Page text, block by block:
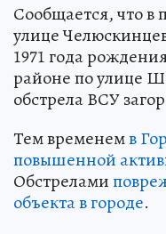
Сообщается, что в
улице
1971 года
районе по улице
обстрела ВСУ
Тем временемв
повышенной
Обстрелами
объекта в городе.